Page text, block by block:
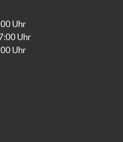
Uhr
Uhr
Uhr